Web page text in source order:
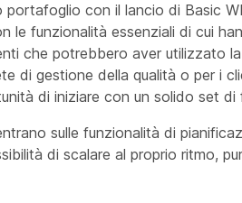
portafoglio con il lancio di Basic
le funzionalità essenziali di cui
che potrebbero aver utilizzato
di gestione della qualità o per i
di iniziare con un solido set di
sulle funzionalità di
di scalare al proprio ritmo,